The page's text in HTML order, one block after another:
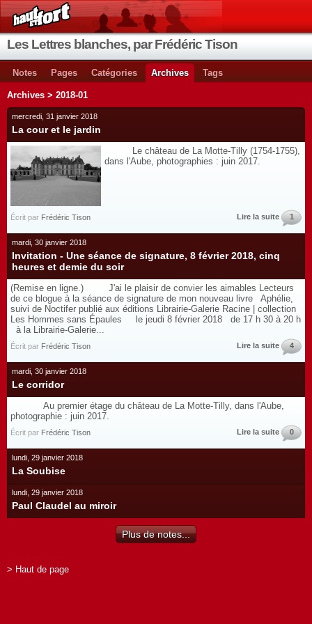
Les Lettres blanches, par Frédéric Tison
Notes Pages Catégories Archives Tags
Archives > 2018-01
mercredi, 31 janvier 2018
La cour et le jardin
Le château de La Motte-Tilly (1754-1755),
dans l'Aube, photographies : juin 2017.
Écrit par Frédéric Tison Lire la suite 1
mardi, 30 janvier 2018
Invitation - Une séance de signature, 8 février 2018, cinq
heures et demie du soir
(Remise en ligne.) J'ai le plaisir de convier les aimables Lecteurs
de ce blogue à la séance de signature de mon nouveau livre Aphélie,
suivi de Noctifer publié aux éditions Librairie-Galerie Racine | collection
Les Hommes sans Épaules le jeudi 8 février 2018 de 17 h 30 à 20 h
à la Librairie-Galerie...
Écrit par Frédéric Tison Lire la suite 4
mardi, 30 janvier 2018
Le corridor
Au premier étage du château de La Motte-Tilly, dans l'Aube,
photographie : juin 2017.
Écrit par Frédéric Tison Lire la suite 0
lundi, 29 janvier 2018
La Soubise
lundi, 29 janvier 2018
Paul Claudel au miroir
Plus de notes...
> Haut de page